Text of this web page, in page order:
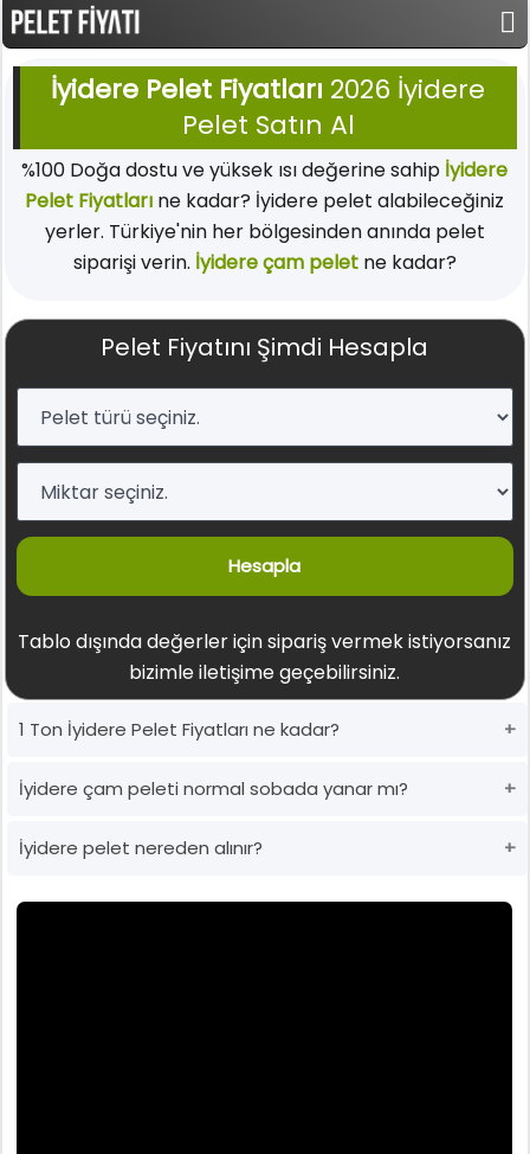
İyidere Pelet Fiyatları 2026 İyidere
Pelet Satın Al
%100 Doğa dostu ve yüksek ısı değerine sahip İyidere
Pelet Fiyatları ne kadar? İyidere pelet alabileceğiniz
yerler. Türkiye'nin her bölgesinden anında pelet
siparişi verin. İyidere çam peletne kadar?
Pelet Fiyatını Şimdi Hesapla
Hesapla
Tablo dışında değerler için sipariş vermek istiyorsanız
bizimle iletişime geçebilirsiniz.
1 Ton İyidere Pelet Fiyatları ne kadar?
İyidere çam peleti normal sobada yanar mı?
İyidere pelet nereden alınır?